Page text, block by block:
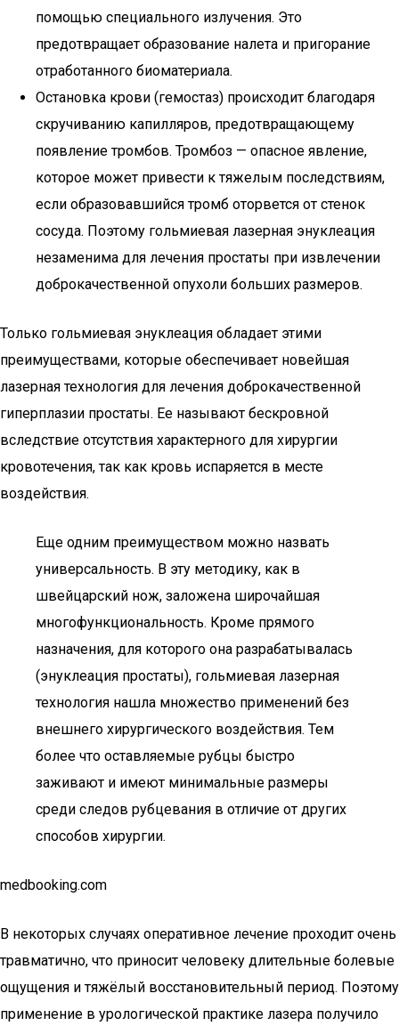
помощью специального излучения. Это
предотвращает образование налета и пригорание
отработанного биоматериала.
Остановка крови (гемостаз) происходит благодаря
скручиванию капилляров, предотвращающему
появление тромбов. Тромбоз — опасное явление,
которое может привести к тяжелым последствиям,
если образовавшийся тромб оторвется от стенок
сосуда. Поэтому гольмиевая лазерная энуклеация
незаменима для лечения простаты при извлечении
доброкачественной опухоли больших размеров.
Только гольмиевая энуклеация обладает этими
преимуществами, которые обеспечивает новейшая
лазерная технология для лечения доброкачественной
гиперплазии простаты. Ее называют бескровной
вследствие отсутствия характерного для хирургии
кровотечения, так как кровь испаряется в месте
воздействия.
Еще одним преимуществом можно назвать
универсальность. В эту методику, как в
швейцарский нож, заложена широчайшая
многофункциональность. Кроме прямого
назначения, для которого она разрабатывалась
(энуклеация простаты), гольмиевая лазерная
технология нашла множество применений без
внешнего хирургического воздействия. Тем
более что оставляемые рубцы быстро
заживают и имеют минимальные размеры
среди следов рубцевания в отличие от других
способов хирургии.
medbooking.com
В некоторых случаях оперативное лечение проходит очень
травматично, что приносит человеку длительные болевые
ощущения и тяжёлый восстановительный период. Поэтому
применение в урологической практике лазера получило